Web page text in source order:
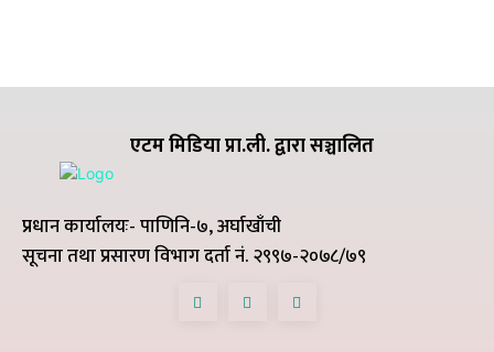
एटम मिडिया प्रा.ली. द्वारा सञ्चालित
प्रधान कार्यालयः- पाणिनि-७, अर्घाखाँची
सूचना तथा प्रसारण विभाग दर्ता नं. २९९७-२०७८/७९